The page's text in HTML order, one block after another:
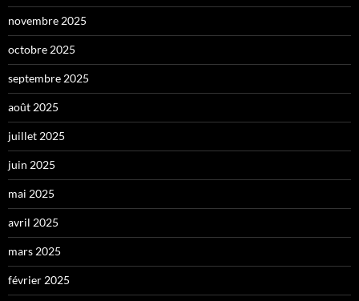
novembre 2025
octobre 2025
septembre 2025
août 2025
juillet 2025
juin 2025
mai 2025
avril 2025
mars 2025
février 2025